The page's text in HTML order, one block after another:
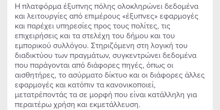
Η πλατφόρμα έξυπνης πόλης ολοκληρώνει δεδομένα
και λειτουργίες από επιμέρους «έξυπνες» εφαρμογές
και παρέχει υπηρεσίες προς τους πολίτες, τις
επιχειρήσεις και τα στελέχη του δήμου και του
εμπορικού συλλόγου. Στηριζόμενη στη λογική του
διαδικτύου των πραγμάτων, συγκεντρώνει δεδομένα
που παράγονται από διάφορες πηγές, όπως οι
αισθητήρες, το ασύρματο δίκτυο και οι διάφορες άλλες
εφαρμογές και κατόπιν τα κανονικοποιεί,
μετατρέποντάς τα σε μορφή που είναι κατάλληλη για
περαιτέρω χρήση και εκμετάλλευση.